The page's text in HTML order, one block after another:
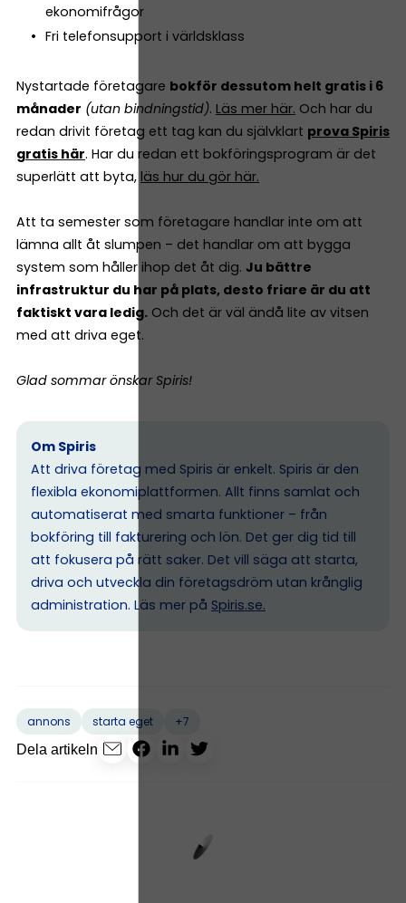
ekonomifrågor
Fri telefonsupport i världsklass
Nystartade företagare bokför dessutom helt gratis i 6
månader (utan bindningstid). Läs mer här. Och har du
redan drivit företag ett tag kan du självklart prova Spiris
gratis här. Har du redan ett bokföringsprogram är det
superlätt att byta, läs hur du gör här.
Att ta semester som företagare handlar inte om att
lämna allt åt slumpen – det handlar om att bygga
system som håller ihop det åt dig. Ju bättre
infrastruktur du har på plats, desto friare är du att
faktiskt vara ledig. Och det är väl ändå lite av vitsen
med att driva eget.
Glad sommar önskar Spiris!
Om Spiris
Att driva företag med Spiris är enkelt. Spiris är den
flexibla ekonomiplattformen. Allt finns samlat och
automatiserat med smarta funktioner – från
bokföring till fakturering och lön. Det ger dig tid till
att fokusera på rätt saker. Det vill säga att starta,
driva och utveckla din företagsdröm utan krånglig
administration. Läs mer på Spiris.se.
annons starta eget
+7
Dela artikeln